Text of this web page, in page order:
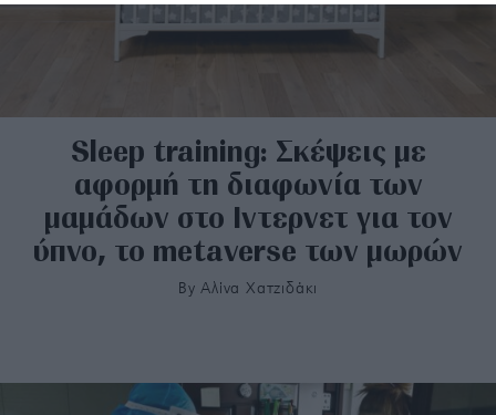
Sleep training: Σκέψεις με
αφορμή τη διαφωνία των
μαμάδων στο Ιντερνετ για τον
ύπνο, το metaverse των μωρών
By Αλίνα Χατζιδάκι